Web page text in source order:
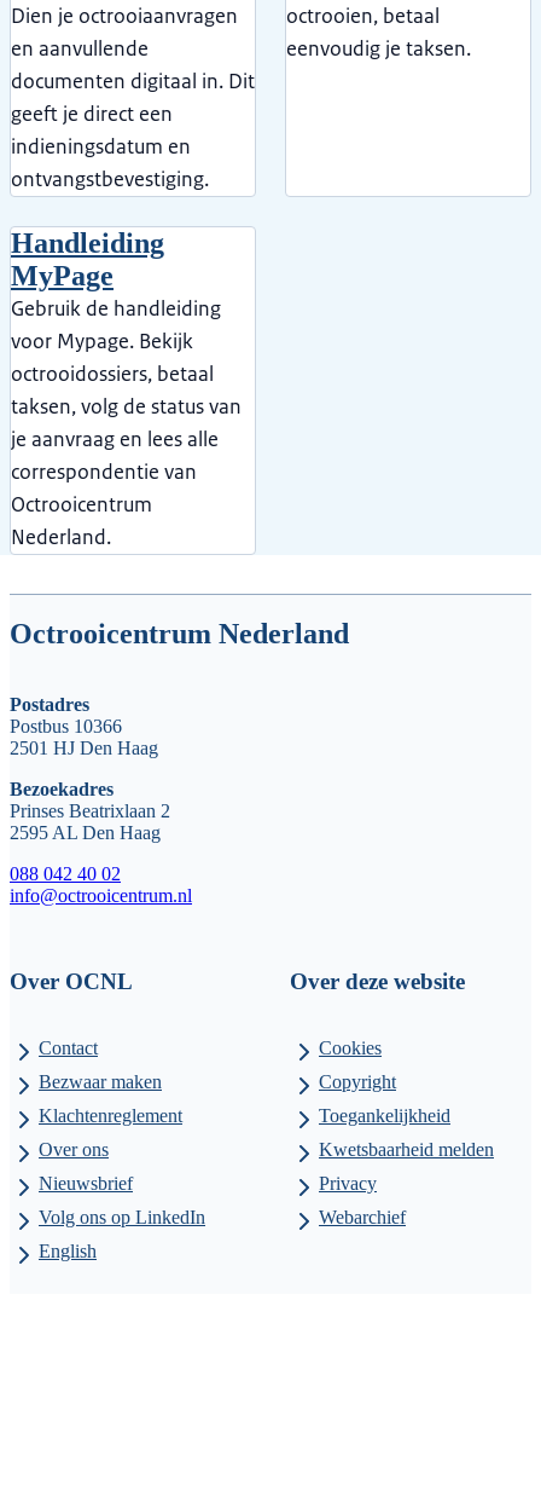
Dien je octrooiaanvragen
en aanvullende
documenten digitaal in. Dit
geeft je direct een
indieningsdatum en
ontvangstbevestiging.
octrooien, betaal
eenvoudig je taksen.
Handleiding
MyPage
Gebruik de handleiding
voor Mypage. Bekijk
octrooidossiers, betaal
taksen, volg de status van
je aanvraag en lees alle
correspondentie van
Octrooicentrum
Nederland.
Octrooicentrum Nederland
Postadres
Postbus 10366
2501 HJ Den Haag
Bezoekadres
Prinses Beatrixlaan 2
2595 AL Den Haag
088 042 40 02
info@octrooicentrum.nl
Over OCNL
Contact
Bezwaar maken
Klachtenreglement
Over ons
Nieuwsbrief
Volg ons op LinkedIn
English
Over deze website
Cookies
Copyright
Toegankelijkheid
Kwetsbaarheid melden
Privacy
Webarchief